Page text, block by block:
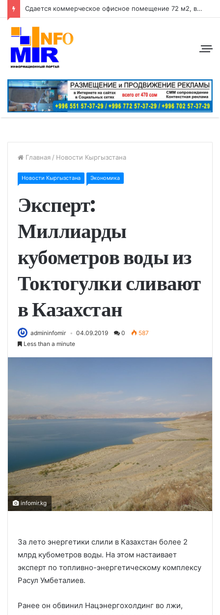
Сдается коммерческое офисное помещение 72 м2, в центре города район: ул. Абдрахманова, перес. Токтогула
Главная / Новости Кыргызстана
Новости Кыргызстана Экономика
Эксперт:
Миллиарды
кубометров воды из
Токтогулки сливают
в Казахстан
admininfomir 04.09.2019 0
587
Less than a minute
infomir.kg
За лето энергетики слили в Казахстан более 2
млрд кубометров воды. На этом настаивает
эксперт по топливно-энергетическому комплексу
Расул Умбеталиев.
Ранее он обвинил Нацэнергохолдинг во лжи,